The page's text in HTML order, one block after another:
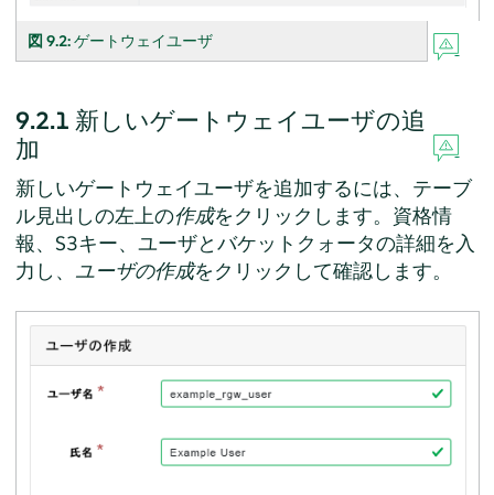
図 9.2:ゲートウェイユーザ
9.2.1 新しいゲートウェイユーザの追
加
新しいゲートウェイユーザを追加するには、テーブ
ル見出しの左上の作成をクリックします。資格情
報、S3キー、ユーザとバケットクォータの詳細を入
力し、 ユーザの作成をクリックして確認します。